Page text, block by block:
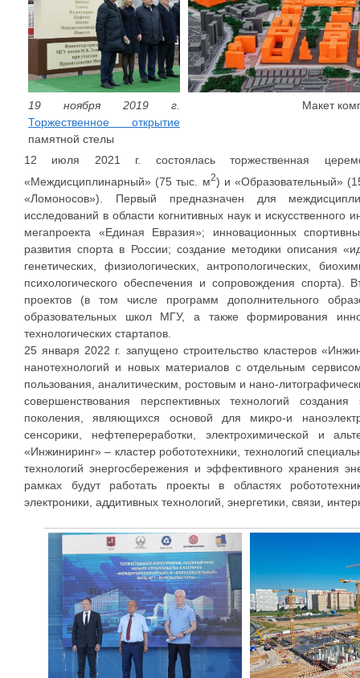
19 ноября 2019 г.
Торжественное открытие
памятной стелы
Макет
12 июля 2021 г. состоялась торжественная
«Междисциплинарный» (75 тыс. м2) и «Образовательный»
«Ломоносов»). Первый предназначен для
исследований в области когнитивных наук и искусственного
мегапроекта «Единая Евразия»; инновационных
развития спорта в России; создание методики описания
генетических, физиологических, антропологических,
психологического обеспечения и сопровождения спорта).
проектов (в том числе программ дополнительного
образовательных школ МГУ, а также формирования
технологических стартапов.
25 января 2022 г. запущено строительство кластеров
нанотехнологий и новых материалов с отдельным
пользования, аналитическим, ростовым и нано-
совершенствования перспективных технологий
поколения, являющихся основой для микро-и
сенсорики, нефтепереработки, электрохимической и
«Инжиниринг» – кластер робототехники, технологий
технологий энергосбережения и эффективного хранения
рамках будут работать проекты в областях
электроники, аддитивных технологий, энергетики, связи,